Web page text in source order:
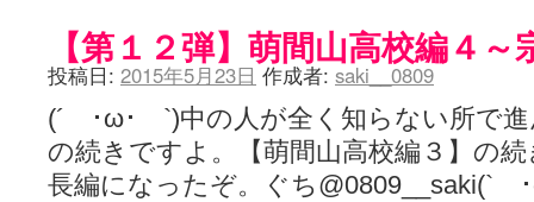
【第１２弾】萌間山高校編４～
投稿日: 2015年5月23日 作成者: saki__0809
(´ ･ω･ `)中の人が全く知らない所で進
の続きですよ。【萌間山高校編３】の
長編になったぞ。ぐち@0809__saki(`